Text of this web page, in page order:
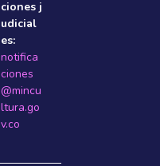
ciones j
udicial
es:
notifica
ciones
@mincu
ltura.go
v.co